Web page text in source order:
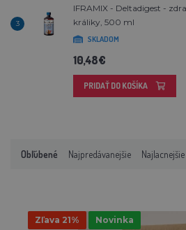
3
IFRAMIX - Deltadigest -
králiky, 500 ml
SKLADOM
10,48€
PRIDAŤ DO KOŠÍKA
Obľúbené Najpredávanejšie Najlacnejšie
Zľava 21% Novinka